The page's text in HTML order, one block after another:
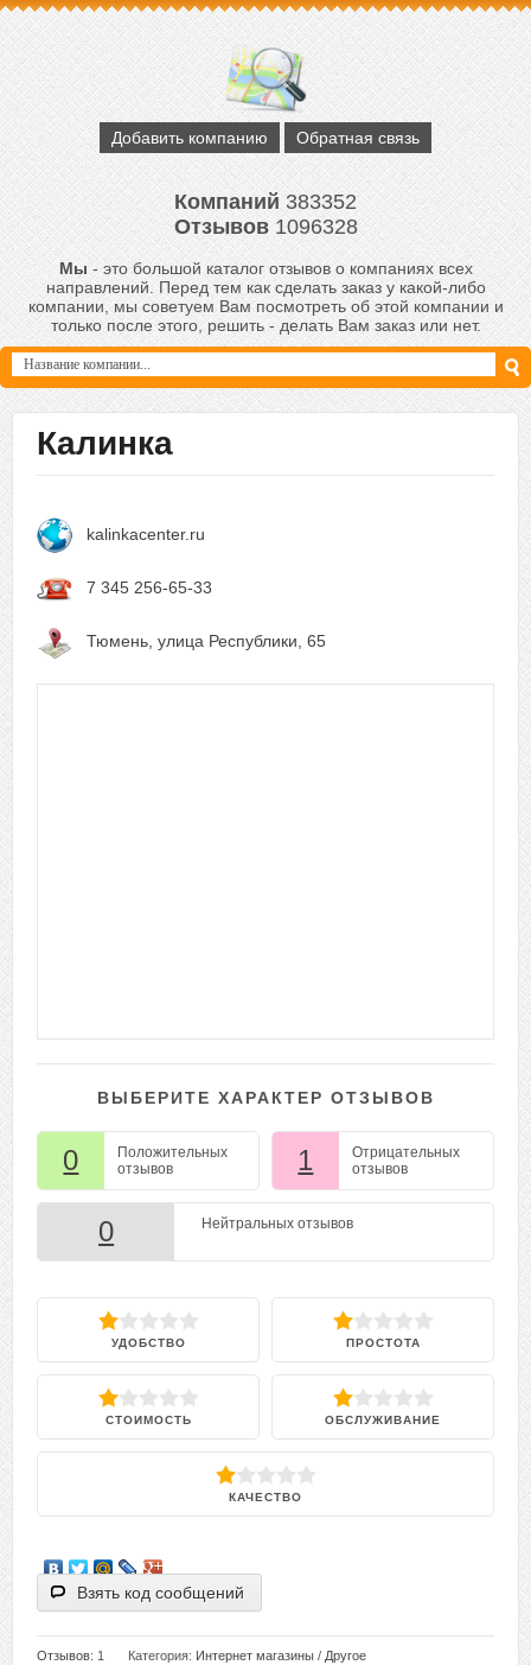
Добавить компанию Обратная связь
Компаний383352
Отзывов1096328
Мы- это большой каталог отзывов о компаниях всех
направлений. Перед тем как сделать заказ у какой-либо
компании, мы советуем Вам посмотреть об этой компании и
только после этого, решить - делать Вам заказ или нет.
Калинка
kalinkacenter.ru
7 345 256-65-33
Тюмень, улица Республики, 65
ВЫБЕРИТЕ ХАРАКТЕР ОТЗЫВОВ
0
Положительных
отзывов
1
Отрицательных
отзывов
0 Нейтральных отзывов
УДОБСТВО ПРОСТОТА
СТОИМОСТЬ ОБСЛУЖИВАНИЕ
КАЧЕСТВО
Взять код сообщений
Отзывов: 1 Категория: Интернет магазины / Другое